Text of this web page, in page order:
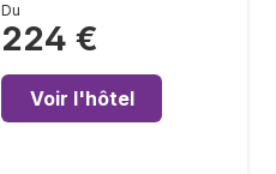
Du
224 €
Voir l'hôtel